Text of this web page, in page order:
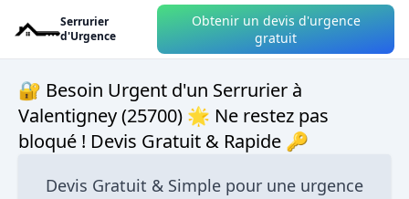
Serrurier
d'Urgence
Obtenir un devis d'urgence
gratuit
🔐 Besoin Urgent d'un Serrurier à
Valentigney (25700) 🌟 Ne restez pas
bloqué ! Devis Gratuit & Rapide 🔑
Devis Gratuit & Simple pour une urgence